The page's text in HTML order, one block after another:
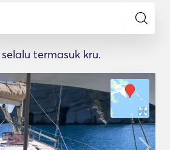
termasuk kru.